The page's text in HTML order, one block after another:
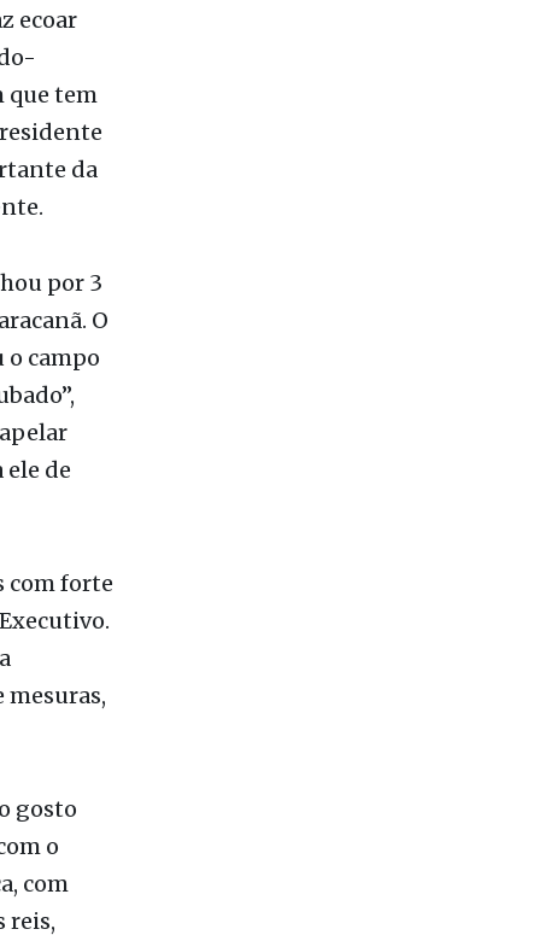
ecoar
que tem
da
por 3
O
campo
ele de
com forte
mesuras,
gosto
o
com
reis,